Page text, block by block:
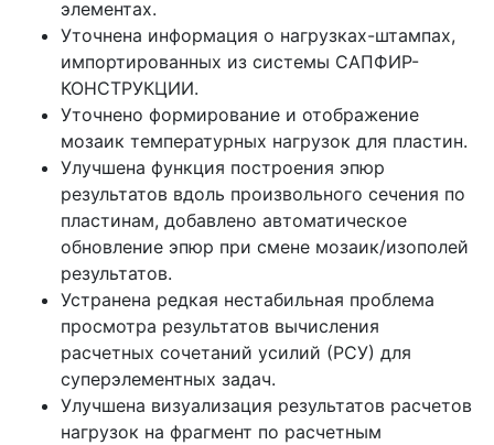
элементах.
Уточнена информация о нагрузках-штампах,
импортированных из системы САПФИР-
КОНСТРУКЦИИ.
Уточнено формирование и отображение
мозаик температурных нагрузок для пластин.
Улучшена функция построения эпюр
результатов вдоль произвольного сечения по
пластинам, добавлено автоматическое
обновление эпюр при смене мозаик/изополей
результатов.
Устранена редкая нестабильная проблема
просмотра результатов вычисления
расчетных сочетаний усилий (РСУ) для
суперэлементных задач.
Улучшена визуализация результатов расчетов
нагрузок на фрагмент по расчетным